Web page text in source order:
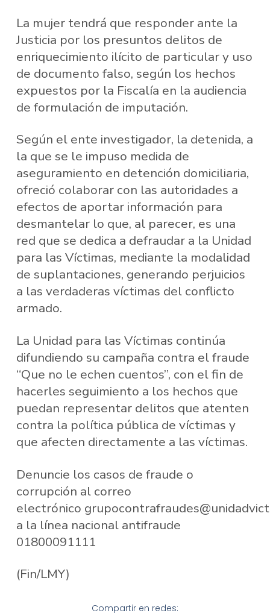
La mujer tendrá que responder ante la
Justicia por los presuntos delitos de
enriquecimiento ilícito de particular y uso
de documento falso, según los hechos
expuestos por la Fiscalía en la audiencia
de formulación de imputación.
Según el ente investigador, la detenida, a
la que se le impuso medida de
aseguramiento en detención domiciliaria,
ofreció colaborar con las autoridades a
efectos de aportar información para
desmantelar lo que, al parecer, es una
red que se dedica a defraudar a la Unidad
para las Víctimas, mediante la modalidad
de suplantaciones, generando perjuicios
a las verdaderas víctimas del conflicto
armado.
La Unidad para las Víctimas continúa
difundiendo su campaña contra el fraude
“Que no le echen cuentos”, con el fin de
hacerles seguimiento a los hechos que
puedan representar delitos que atenten
contra la política pública de víctimas y
que afecten directamente a las víctimas.
Denuncie los casos de fraude o
corrupción al correo
electrónico
a la línea nacional antifraude
01800091111
(Fin/LMY)
Compartir en redes: